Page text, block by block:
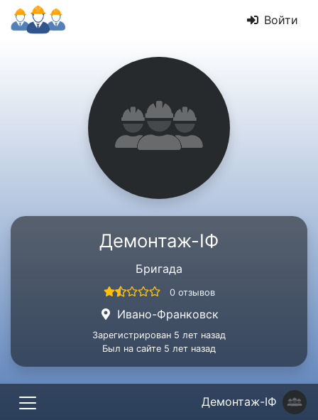
Войти
Демонтаж-ІФ
Бригада
0 отзывов
Ивано-Франковск
Зарегистрирован 5 лет назад
Был на сайте 5 лет назад
Демонтаж-ІФ